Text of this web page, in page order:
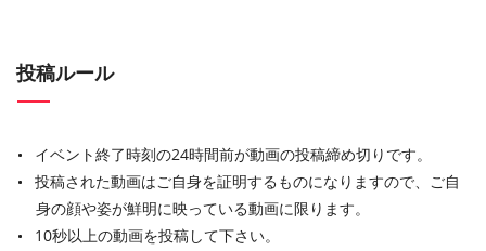
投稿ルール
イベント終了時刻の24時間前が動画の投稿締め切りです。
投稿された動画はご自身を証明するものになりますので、ご自
身の顔や姿が鮮明に映っている動画に限ります。
10秒以上の動画を投稿して下さい。